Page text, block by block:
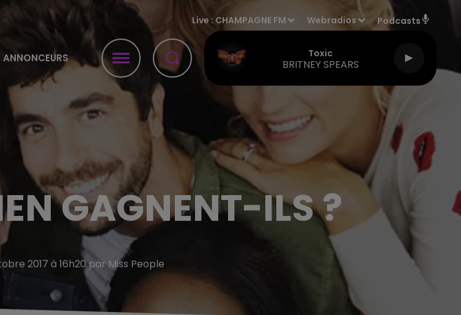
ANNONCEURS
Live : CHAMPAGNE FM Webradios Podcasts
Toxic
BRITNEY SPEARS
GAGNENT-ILS ?
2017 à 16h20 par Miss People